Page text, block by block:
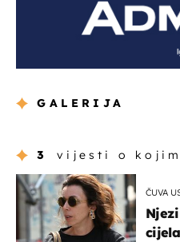
GALERIJA
3 vijesti o
ČUVA